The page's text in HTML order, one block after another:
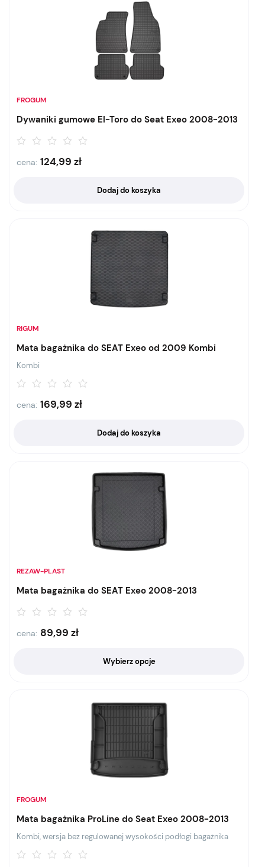
FROGUM
Dywaniki gumowe El-Toro do Seat Exeo 2008-2013
cena: 124,99 zł
Dodaj do koszyka
RIGUM
Mata bagażnika do SEAT Exeo od 2009 Kombi
Kombi
cena: 169,99 zł
Dodaj do koszyka
REZAW-PLAST
Mata bagażnika do SEAT Exeo 2008-2013
cena: 89,99 zł
Wybierz opcje
FROGUM
Mata bagażnika ProLine do Seat Exeo 2008-2013
Kombi, wersja bez regulowanej wysokości podłogi bagażnika